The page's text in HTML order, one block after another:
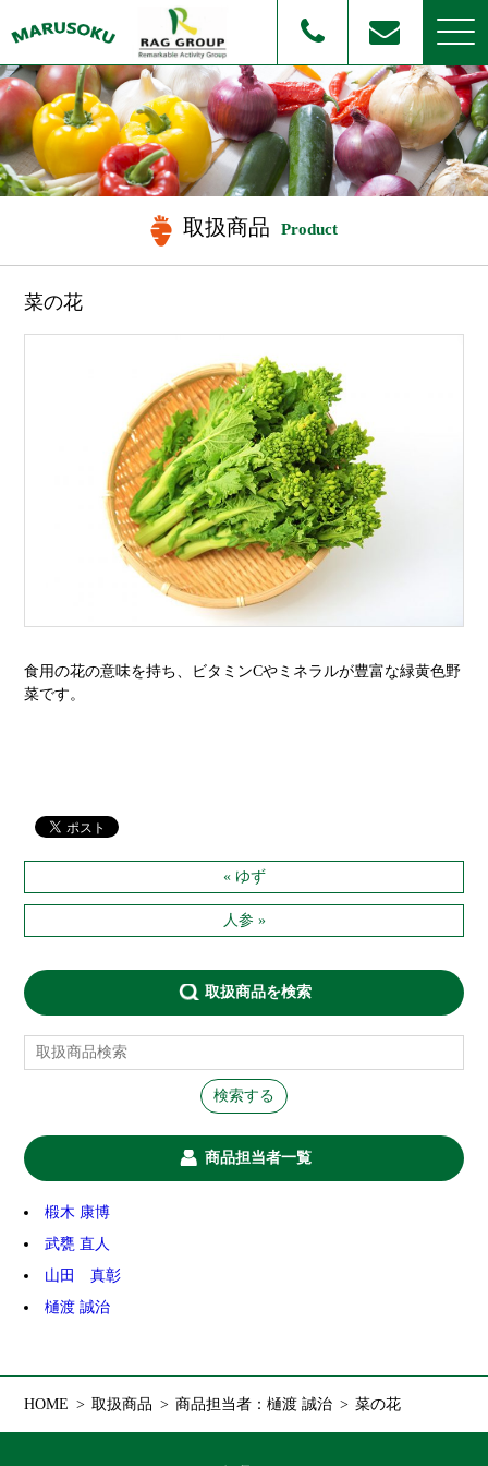
取扱商品 Product
菜の花
食用の花の意味を持ち、ビタミンCやミネラルが豊富な緑黄色野
菜です。
« ゆず
人参 »
取扱商品を検索
商品担当者一覧
椴木 康博
武甕 直人
山田 真彰
樋渡 誠治
HOME 取扱商品 商品担当者：樋渡 誠治 菜の花